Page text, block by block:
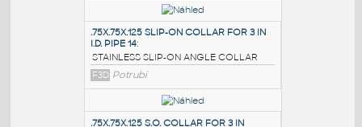
STAINLESS SLIP-ON ANGLE COLLAR
F3D Potrubí
.75X.75X.125 SLIP-ON COLLAR 3 IN I.D.
PIPE 14 GA:
STAINLESS SLIP-ON ANGLE COLLAR